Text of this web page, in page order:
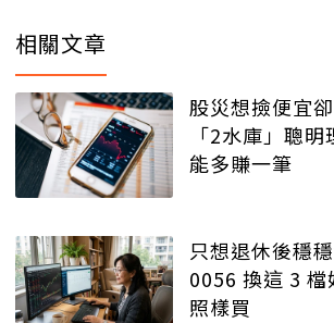
相關文章
股災想撿便宜
「2水庫」聰
能多賺一筆
只想退休後穩
0056 換這 3
照樣買